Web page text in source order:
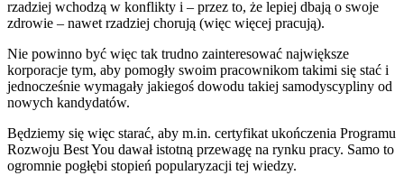
rzadziej wchodzą w konflikty i – przez to, że lepiej dbają o swoje
zdrowie – nawet rzadziej chorują (więc więcej pracują).
Nie powinno być więc tak trudno zainteresować największe
korporacje tym, aby pomogły swoim pracownikom takimi się stać i
jednocześnie wymagały jakiegoś dowodu takiej samodyscypliny od
nowych kandydatów.
Będziemy się więc starać, aby m.in. certyfikat ukończenia Programu
Rozwoju Best You dawał istotną przewagę na rynku pracy. Samo to
ogromnie pogłębi stopień popularyzacji tej wiedzy.